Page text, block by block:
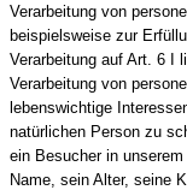
Verarbeitung von
beispielsweise zur
Verarbeitung auf Art. 6 I
Verarbeitung von
lebenswichtige
natürlichen Person zu
ein Besucher in
Name, sein Alter, seine